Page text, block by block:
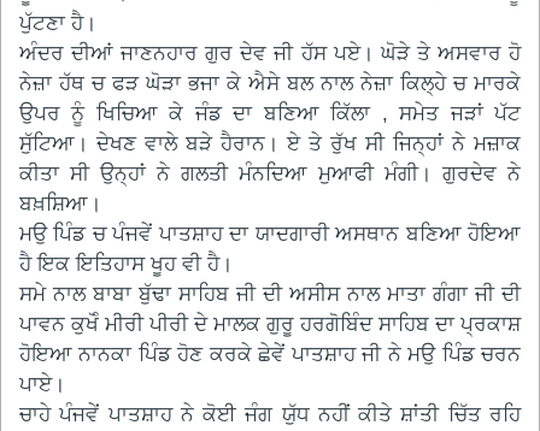
ਪੁੱਟਣਾ ਹੈ।
ਅੰਦਰ ਦੀਆਂ ਜਾਣਨਹਾਰ ਗੁਰ ਦੇਵ ਜੀ ਹੱਸ ਪਏ। ਘੋੜੇ ਤੇ ਅਸਵਾਰ ਹੋ
ਨੇਜ਼ਾ ਹੱਥ ਚ ਫੜ ਘੋੜਾ ਭਜਾ ਕੇ ਐਸੇ ਬਲ ਨਾਲ ਨੇਜ਼ਾ ਕਿਲ੍ਹੇ ਚ ਮਾਰਕੇ
ਉਪਰ ਨੂੰ ਖਿਚਿਆ ਕੇ ਜੰਡ ਦਾ ਬਣਿਆ ਕਿੱਲਾ , ਸਮੇਤ ਜੜਾਂ ਪੱਟ
ਸੁੱਟਿਆ। ਦੇਖਣ ਵਾਲੇ ਬੜੇ ਹੈਰਾਨ। ਏ ਤੇ ਰੁੱਖ ਸੀ ਜਿਨ੍ਹਾਂ ਨੇ ਮਜ਼ਾਕ
ਕੀਤਾ ਸੀ ਉਨ੍ਹਾਂ ਨੇ ਗਲਤੀ ਮੰਨਦਿਆ ਮੁਆਫੀ ਮੰਗੀ। ਗੁਰਦੇਵ ਨੇ
ਬਖ਼ਸ਼ਿਆ।
ਮਉ ਪਿੰਡ ਚ ਪੰਜਵੇਂ ਪਾਤਸ਼ਾਹ ਦਾ ਯਾਦਗਾਰੀ ਅਸਥਾਨ ਬਣਿਆ ਹੋਇਆ
ਹੈ ਇਕ ਇਤਿਹਾਸ ਖੂਹ ਵੀ ਹੈ।
ਸਮੇ ਨਾਲ ਬਾਬਾ ਬੁੱਢਾ ਸਾਹਿਬ ਜੀ ਦੀ ਅਸੀਸ ਨਾਲ ਮਾਤਾ ਗੰਗਾ ਜੀ ਦੀ
ਪਾਵਨ ਕੁਖੋੰ ਮੀਰੀ ਪੀਰੀ ਦੇ ਮਾਲਕ ਗੁਰੂ ਹਰਗੋਬਿੰਦ ਸਾਹਿਬ ਦਾ ਪ੍ਰਕਾਸ਼
ਹੋਇਆ ਨਾਨਕਾ ਪਿੰਡ ਹੋਣ ਕਰਕੇ ਛੇਵੇਂ ਪਾਤਸ਼ਾਹ ਜੀ ਨੇ ਮਉ ਪਿੰਡ ਚਰਨ
ਪਾਏ।
ਚਾਹੇ ਪੰਜਵੇਂ ਪਾਤਸ਼ਾਹ ਨੇ ਕੋਈ ਜੰਗ ਯੁੱਧ ਨਹੀਂ ਕੀਤੇ ਸ਼ਾਂਤੀ ਚਿੱਤ ਰਹਿ